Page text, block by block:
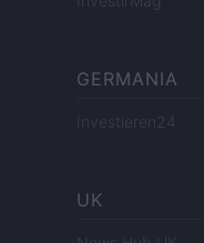
GERMANIA
Investieren24
UK